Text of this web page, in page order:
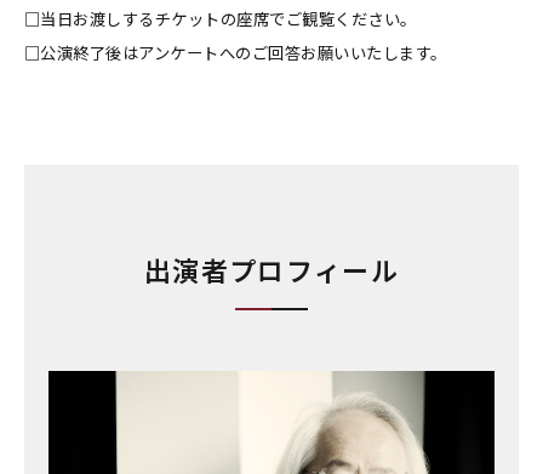
□当日お渡しするチケットの座席でご観覧ください。
□公演終了後はアンケートへのご回答お願いいたします。
出演者プロフィール